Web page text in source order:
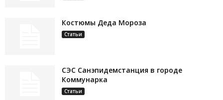
Костюмы Деда Мороза
Статьи
СЭС Санэпидемстанция в городе
Коммунарка
Статьи